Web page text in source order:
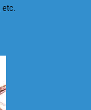
etc.